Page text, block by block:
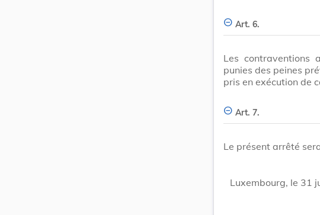
Art. 6.
Les contraventions
punies des peines
pris en exécution de
Art. 7.
Le présent arrêté
Luxembourg, le 31